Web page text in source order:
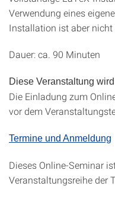
Verwendung eines
Installation ist aber nicht
Dauer: ca. 90 Minuten
Diese Veranstaltung
Die Einladung zum
vor dem
Termine und Anmeldung
Dieses Online-Seminar
Veranstaltungsreihe der